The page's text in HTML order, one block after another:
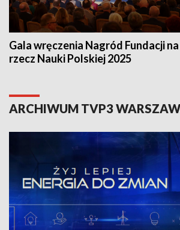
Gala wręczenia Nagród Fundacji na
rzecz Nauki Polskiej 2025
ARCHIWUM TVP3